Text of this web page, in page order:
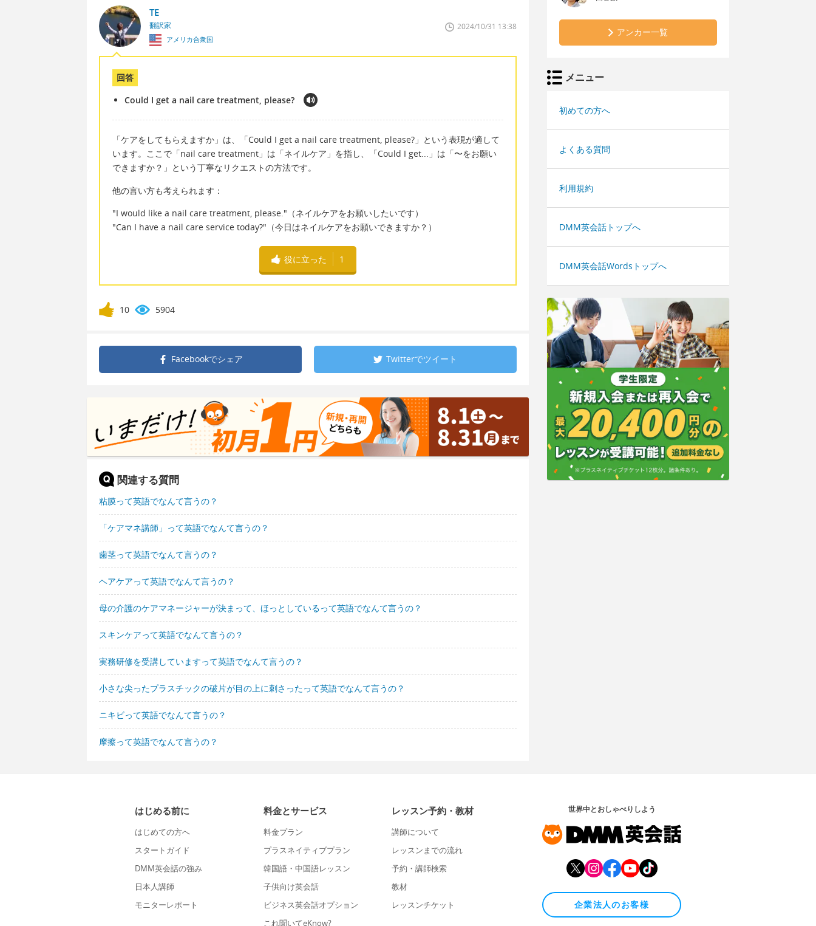
TE
翻訳家
アメリカ合衆国
2024/10/31 13:38
回答
Could I get a nail care treatment, please?
「ケアをしてもらえますか」は、「Could I get a nail care treatment, please?」という表現が適して
います。ここで「nail care treatment」は「ネイルケア」を指し、「Could I get...」は「〜をお願い
できますか？」という丁寧なリクエストの方法です。
他の言い方も考えられます：
"I would like a nail care treatment, please."（ネイルケアをお願いしたいです）
"Can I have a nail care service today?"（今日はネイルケアをお願いできますか？）
役に立った 1
10 5904
Facebookでシェア Twitterでツイート
関連する質問
粘膜って英語でなんて言うの？
「ケアマネ講師」って英語でなんて言うの？
歯茎って英語でなんて言うの？
ヘアケアって英語でなんて言うの？
母の介護のケアマネージャーが決まって、ほっとしているって英語でなんて言うの？
スキンケアって英語でなんて言うの？
実務研修を受講していますって英語でなんて言うの？
小さな尖ったプラスチックの破片が目の上に刺さったって英語でなんて言うの？
ニキビって英語でなんて言うの？
摩擦って英語でなんて言うの？
アンカー一覧
メニュー
初めての方へ
よくある質問
利用規約
DMM英会話トップへ
DMM英会話Wordsトップへ
はじめる前に
はじめての方へ
スタートガイド
DMM英会話の強み
日本人講師
モニターレポート
料金とサービス
料金プラン
プラスネイティブプラン
韓国語・中国語レッスン
子供向け英会話
ビジネス英会話オプション
これ聞いてeKnow?
レッスン予約・教材
講師について
レッスンまでの流れ
予約・講師検索
教材
レッスンチケット
世界中とおしゃべりしよう
企業法人のお客様